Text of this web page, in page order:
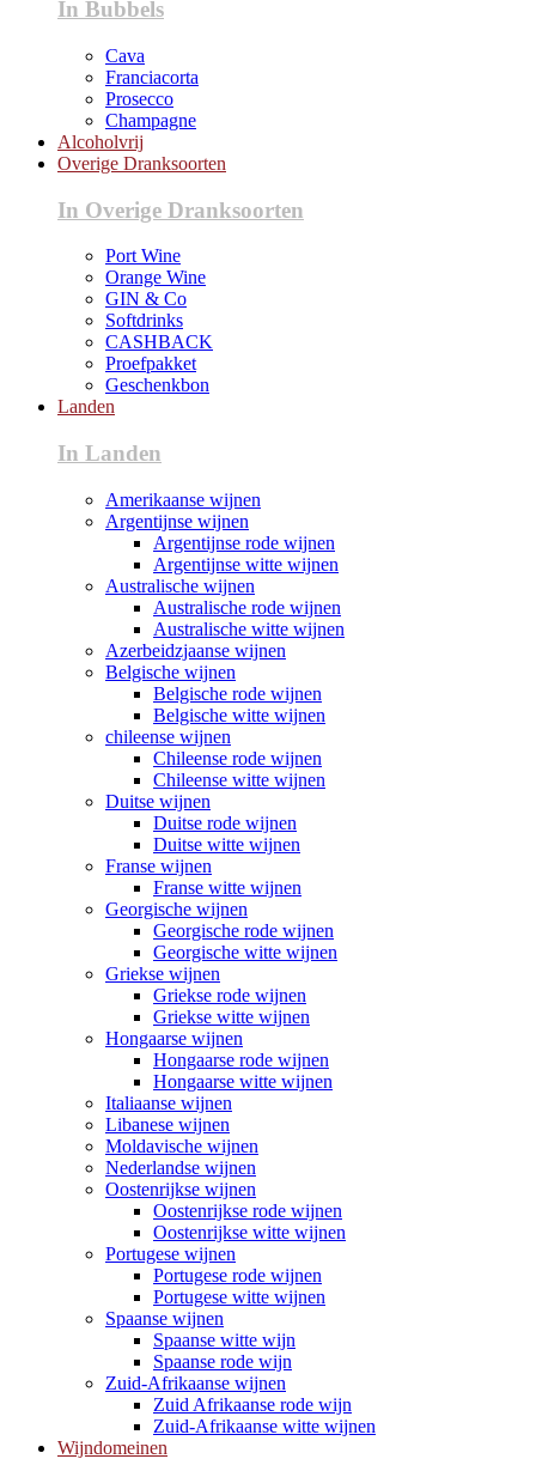
In Bubbels
Cava
Franciacorta
Prosecco
Champagne
Alcoholvrij
Overige Dranksoorten
In Overige Dranksoorten
Port Wine
Orange Wine
GIN & Co
Softdrinks
CASHBACK
Proefpakket
Geschenkbon
Landen
In Landen
Amerikaanse wijnen
Argentijnse wijnen
Argentijnse rode wijnen
Argentijnse witte wijnen
Australische wijnen
Australische rode wijnen
Australische witte wijnen
Azerbeidzjaanse wijnen
Belgische wijnen
Belgische rode wijnen
Belgische witte wijnen
chileense wijnen
Chileense rode wijnen
Chileense witte wijnen
Duitse wijnen
Duitse rode wijnen
Duitse witte wijnen
Franse wijnen
Franse witte wijnen
Georgische wijnen
Georgische rode wijnen
Georgische witte wijnen
Griekse wijnen
Griekse rode wijnen
Griekse witte wijnen
Hongaarse wijnen
Hongaarse rode wijnen
Hongaarse witte wijnen
Italiaanse wijnen
Libanese wijnen
Moldavische wijnen
Nederlandse wijnen
Oostenrijkse wijnen
Oostenrijkse rode wijnen
Oostenrijkse witte wijnen
Portugese wijnen
Portugese rode wijnen
Portugese witte wijnen
Spaanse wijnen
Spaanse witte wijn
Spaanse rode wijn
Zuid-Afrikaanse wijnen
Zuid Afrikaanse rode wijn
Zuid-Afrikaanse witte wijnen
Wijndomeinen